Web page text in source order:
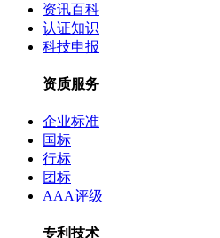
资讯百科
认证知识
科技申报
资质服务
企业标准
国标
行标
团标
AAA评级
专利技术